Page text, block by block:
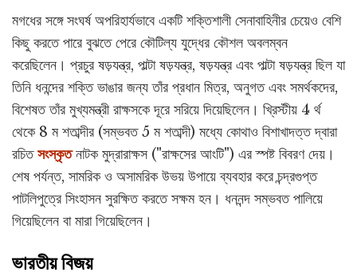
মগধের সঙ্গে সংঘর্ষ অপরিহার্যভাবে একটি শক্তিশালী সেনাবাহিনীর চেয়েও বেশি
কিছু করতে পারে বুঝতে পেরে কৌটিল্য যুদ্ধের কৌশল অবলম্বন
করেছিলেন। প্রচুর ষড়যন্ত্র, পাল্টা ষড়যন্ত্র, ষড়যন্ত্র এবং পাল্টা ষড়যন্ত্র ছিল যা
তিনি ধনন্দের শক্তি ভাঙার জন্য তাঁর প্রধান মিত্র, অনুগত এবং সমর্থকদের,
বিশেষত তাঁর মুখ্যমন্ত্রী রাক্ষসকে দূরে সরিয়ে দিয়েছিলেন। খ্রিস্টীয় 4 র্থ
থেকে 8 ম শতাব্দীর (সম্ভবত 5 ম শতাব্দী) মধ্যে কোথাও বিশাখাদত্ত দ্বারা
রচিতসংস্কৃতনাটক মুদ্রারাক্ষস ("রাক্ষসের আংটি") এর স্পষ্ট বিবরণ দেয়।
শেষ পর্যন্ত, সামরিক ও অসামরিক উভয় উপায়ে ব্যবহার করে চন্দ্রগুপ্ত
পাটলিপুত্রে সিংহাসন সুরক্ষিত করতে সক্ষম হন। ধননন্দ সম্ভবত পালিয়ে
গিয়েছিলেন বা মারা গিয়েছিলেন।
ভারতীয় বিজয়